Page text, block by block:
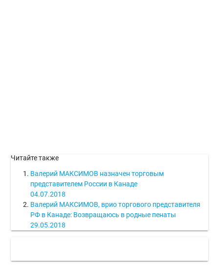
Читайте также
Валерий МАКСИМОВ назначен торговым
представителем России в Канаде
04.07.2018
Валерий МАКСИМОВ, врио торгового представителя
РФ в Канаде: Возвращаюсь в родные пенаты
29.05.2018